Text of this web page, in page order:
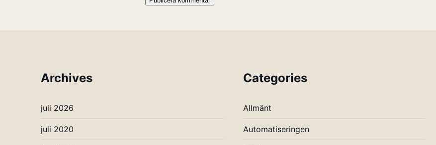
Archives
juli 2026
juli 2020
Categories
Allmänt
Automatiseringen